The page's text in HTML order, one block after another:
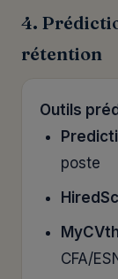
4.
rétention
Outils
poste
CFA/